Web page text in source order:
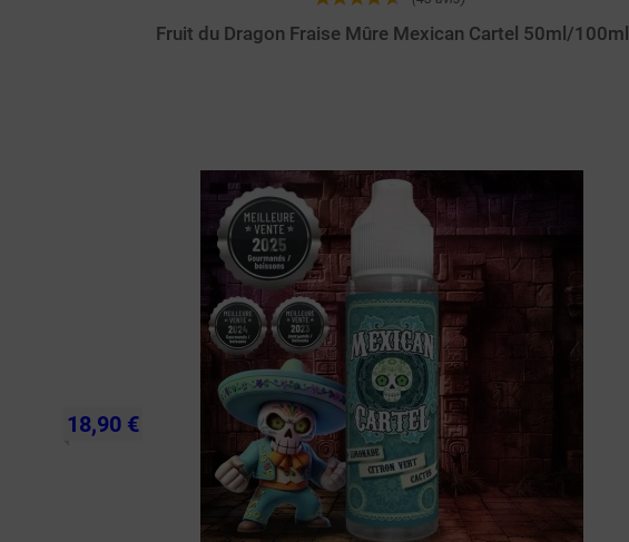
Fruit du Dragon Fraise Mûre Mexican Cartel 50ml/100ml
18,90 €